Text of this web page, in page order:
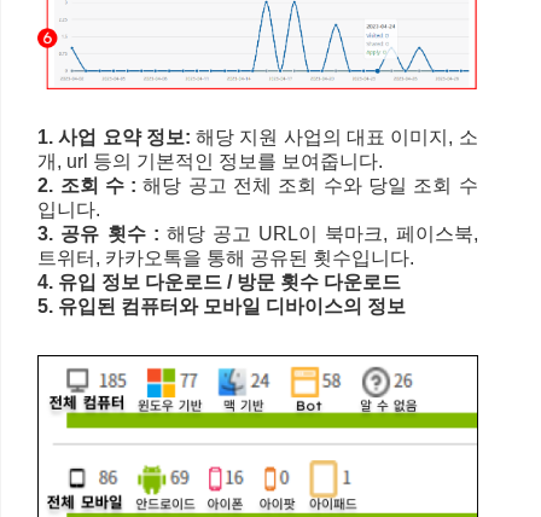
1. 사업 요약 정보: 해당 지원 사업의 대표 이미지, 소
개, url 등의 기본적인 정보를 보여줍니다.
2. 조회 수 :해당 공고 전체 조회 수와 당일 조회 수
입니다.
3. 공유 횟수 : 해당 공고 URL이 북마크, 페이스북,
트위터, 카카오톡을 통해 공유된 횟수입니다.
4. 유입 정보 다운로드 / 방문 횟수 다운로드
5. 유입된 컴퓨터와 모바일 디바이스의 정보